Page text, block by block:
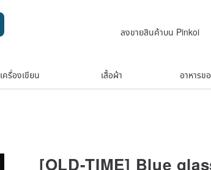
ลงขายสินค้าบน Pinkoi
เครื่องเขียน เสื้อผ้า อาหารข
[OLD-TIME] Blue